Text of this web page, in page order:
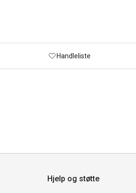
Handleliste
Hjelp og støtte